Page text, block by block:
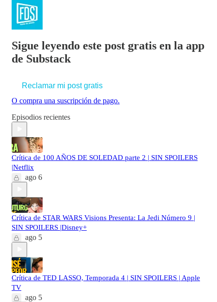
Sigue leyendo este post gratis en la app
de Substack
Reclamar mi post gratis
O compra una suscripción de pago.
Episodios recientes
Crítica de 100 AÑOS DE SOLEDAD parte 2 | SIN SPOILERS
|Netflix
ago 6
Crítica de STAR WARS Visions Presenta: La Jedi Número 9 |
SIN SPOILERS |Disney+
ago 5
Crítica de TED LASSO, Temporada 4 | SIN SPOILERS | Apple
TV
ago 5